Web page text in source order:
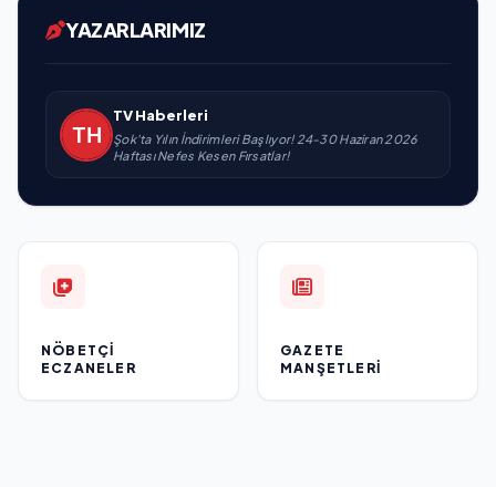
YAZARLARIMIZ
TV Haberleri
Şok'ta Yılın İndirimleri Başlıyor! 24-30 Haziran 2026
Haftası Nefes Kesen Fırsatlar!
NÖBETÇI
ECZANELER
GAZETE
MANŞETLERI